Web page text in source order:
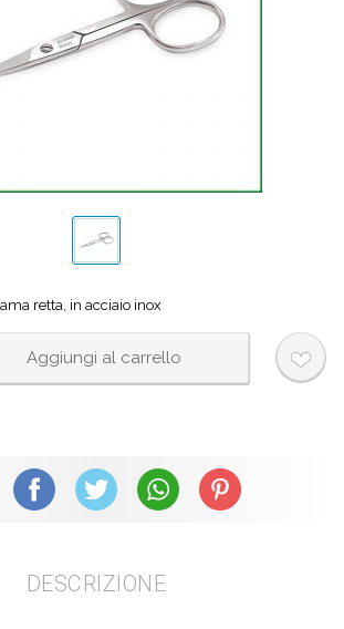
retta, in acciaio inox
Facebook X (Twitter) WhatsAppPinterest
DESCRIZIONE